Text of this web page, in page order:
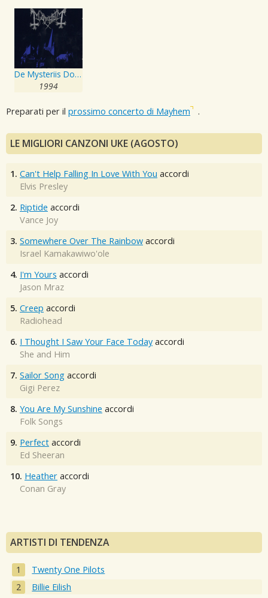
De Mysteriis Dom Sathanas
1994
Preparati per il prossimo concerto di Mayhem .
LE MIGLIORI CANZONI UKE (AGOSTO)
1. Can't Help Falling In Love With You accordi
Elvis Presley
2. Riptide accordi
Vance Joy
3. Somewhere Over The Rainbow accordi
Israel Kamakawiwo'ole
4. I'm Yours accordi
Jason Mraz
5. Creep accordi
Radiohead
6. I Thought I Saw Your Face Today accordi
She and Him
7. Sailor Song accordi
Gigi Perez
8. You Are My Sunshine accordi
Folk Songs
9. Perfect accordi
Ed Sheeran
10. Heather accordi
Conan Gray
ARTISTI DI TENDENZA
Twenty One Pilots
Billie Eilish